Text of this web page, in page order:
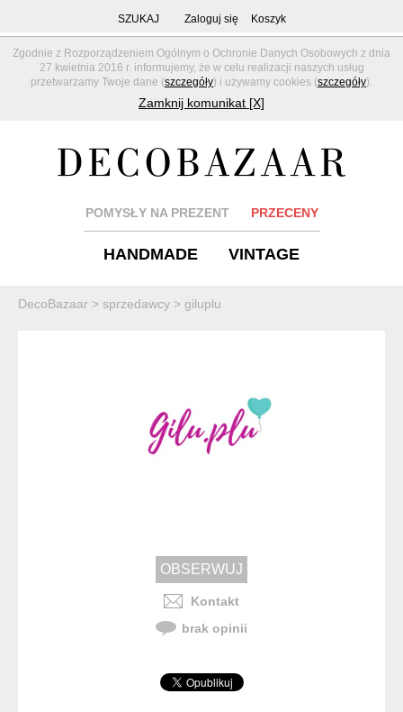
Zgodnie z Rozporządzeniem Ogólnym o Ochronie Danych Osobowych z dnia
27 kwietnia 2016 r. informujemy, że w celu realizacji naszych usług
przetwarzamy Twoje dane (szczegóły) i używamy cookies (szczegóły).
Zamknij komunikat [X]
SZUKAJ Zaloguj się Koszyk
POMYSŁY NA PREZENT PRZECENY
HANDMADE VINTAGE
DecoBazaar > sprzedawcy > giluplu
Kontakt
brak opinii